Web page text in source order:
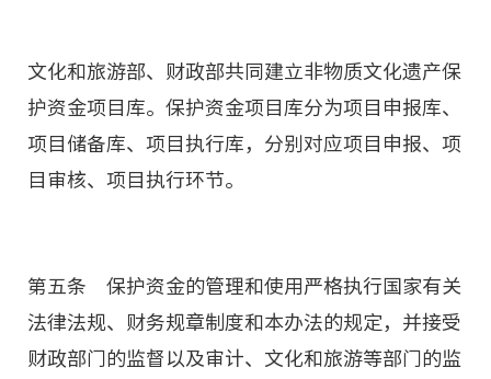
文化和旅游部、财政部共同建立非物质文化遗产保
护资金项目库。保护资金项目库分为项目申报库、
项目储备库、项目执行库，分别对应项目申报、项
目审核、项目执行环节。
第五条 保护资金的管理和使用严格执行国家有关
法律法规、财务规章制度和本办法的规定，并接受
财政部门的监督以及审计、文化和旅游等部门的监